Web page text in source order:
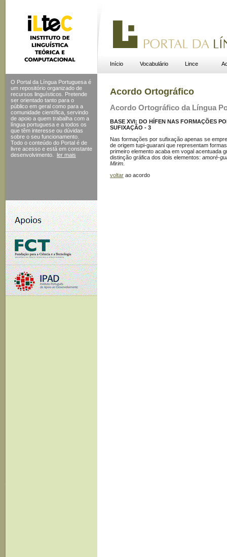
Início Vocabulário Lince
O Portal da Língua Portuguesa é
um repositório organizado de
recursos linguísticos. Pretende
ser orientado tanto para o
público em geral como para a
comunidade científica, servindo
de apoio a quem trabalha com a
língua portuguesa e a todos os
que têm interesse ou dúvidas
sobre o seu funcionamento.
Todo o conteúdo do Portal é de
livre acesso e está em constante
desenvolvimento.
ler mais
Acordo Ortográfico
Acordo Ortográfico da Língua
BASE XVI: DO HÍFEN NAS FORMAÇÕES
SUFIXAÇÃO - 3
Nas formações por sufixação apenas se
de origem tupi-guarani que representam
primeiro elemento acaba em vogal acentuada
distinção gráfica dos dois elementos: amoré-
Mirim
voltar ao acordo